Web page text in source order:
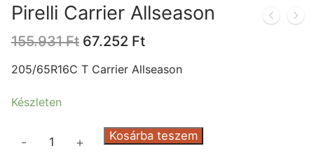
Pirelli Carrier Allseason
155.931Ft Original
was:
67.252 FtCurrent
is:
205/65R16C T Carrier Allseason
Készleten
- + Kosárba teszem